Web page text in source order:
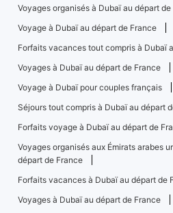
Voyages organisés à Dubaï au départ
Voyage à Dubaï au départ de France
Forfaits vacances tout compris à Dubaï
Voyages à Dubaï au départ de France
Voyage à Dubaï pour couples français
Séjours tout compris à Dubaï au départ
Forfaits voyage à Dubaï au départ de
Voyages organisés aux Émirats arabes
départ de France
Forfaits vacances à Dubaï au départ de
Voyages à Dubaï au départ de France